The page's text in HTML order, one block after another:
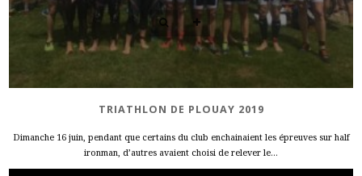
TRIATHLON DE PLOUAY 2019
Dimanche 16 juin, pendant que certains du club enchainaient les épreuves sur half
ironman, d’autres avaient choisi de relever le...